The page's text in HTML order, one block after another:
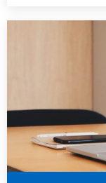
na
AR
2024/25
je